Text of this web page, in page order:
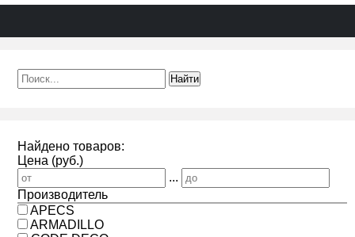
Найдено товаров:
Цена (руб.)
...
Производитель
APECS
ARMADILLO